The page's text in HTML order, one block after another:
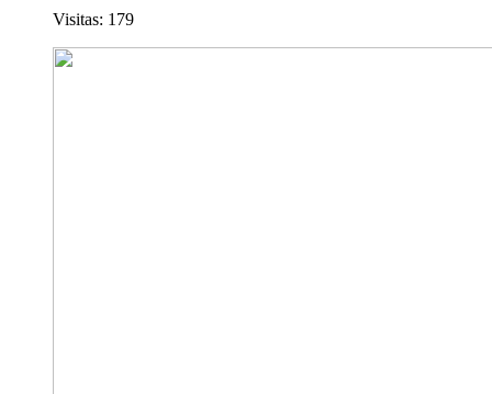
Visitas: 179